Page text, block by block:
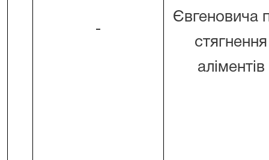
Євгеновича
стягнення
аліментів